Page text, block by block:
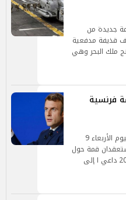
جديدة من
العسكرية بما في ذلك 10 آلاف قذيفة مدفعية
ملك البحر وهي
فرنسية
أعلن الرئيس الفرنسي إيمانويل ماكرون اليوم الأربعاء 9
قمة حول
شئون الدفاع في الربع الأول من عام 2023 داعي ا إلى